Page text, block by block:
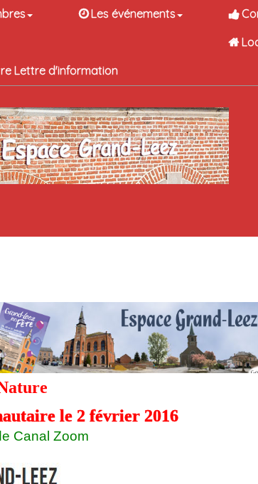
Les événements
Lettre d'information
le 2 février 2016
Canal Zoom